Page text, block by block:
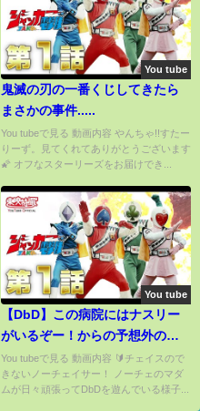
You tube
鬼滅の刃の一番くじしてきたら
まさかの事件.....
You tubeで見る 動画内容 やんちゃ!!すたー
りーず。見てくれてありがとうございます
🌠 オフなスターリーズをお届けでき...
You tube
【‪DbD‬】この病院にはナスリー
がいるぞー！からの予想外の結
末に驚愕！！の巻（#11）
You tubeで見る 動画内容 🔰チェイスので
きないノーチェイサー！ ノーチェのマダ
ムが日々頑張ってDbDを遊んでいる様子...